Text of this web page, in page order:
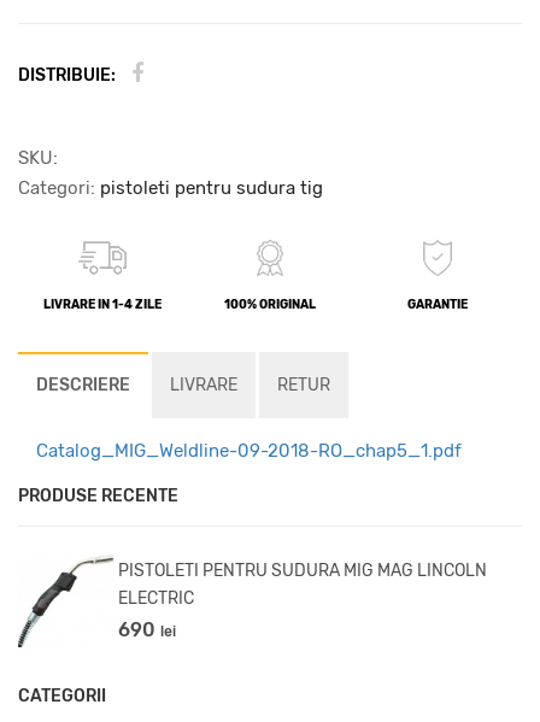
DISTRIBUIE:
PRODUSE RECENTE
PISTOLETI PENTRU SUDURA MIG MAG LINCOLN
ELECTRIC
690 lei
CATEGORII
SKU:
Categori: pistoleti pentru sudura tig
LIVRARE IN 1-4 ZILE 100% ORIGINAL GARANTIE
DESCRIERE LIVRARE RETUR
Catalog_MIG_Weldline-09-2018-RO_chap5_1.pdf